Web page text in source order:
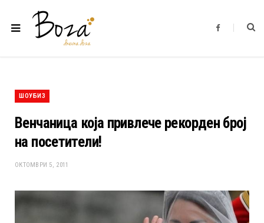
F
b
ШОУБИЗ
Венчаница која привлече рекорден број
на посетители!
ОКТОМВРИ 5, 2011